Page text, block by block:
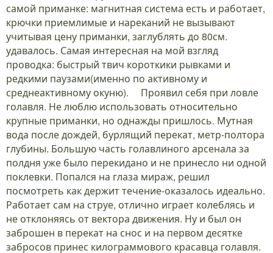
самой приманке: магнитная система есть и работает,
крючки приемлимые и нареканий не вызывают
учитывая цену приманки, заглублять до 80см.
удавалось. Самая интересная на мой взгляд
проводка: быстрый твич короткики рывками и
редкими паузами(именно по активному и
среднеактивному окуню).
Проявил себя при ловле
голавля. Не люблю использовать относительно
крупные приманки, но однажды пришлось. Мутная
вода после дождей, бурлящий перекат, метр-полтора
глубины. Большую часть голавлиного арсенала за
полдня уже было перекидано и не принесло ни одной
поклевки. Попался на глаза мираж, решил
посмотреть как держит течение-оказалось идеально.
Работает сам на струе, отлично играет колеблясь и
не отклоняясь от вектора движения. Ну и был он
заброшен в перекат на снос и на первом десятке
забросов принес килограммового красавца голавля.